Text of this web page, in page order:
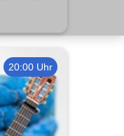
20:00 Uhr